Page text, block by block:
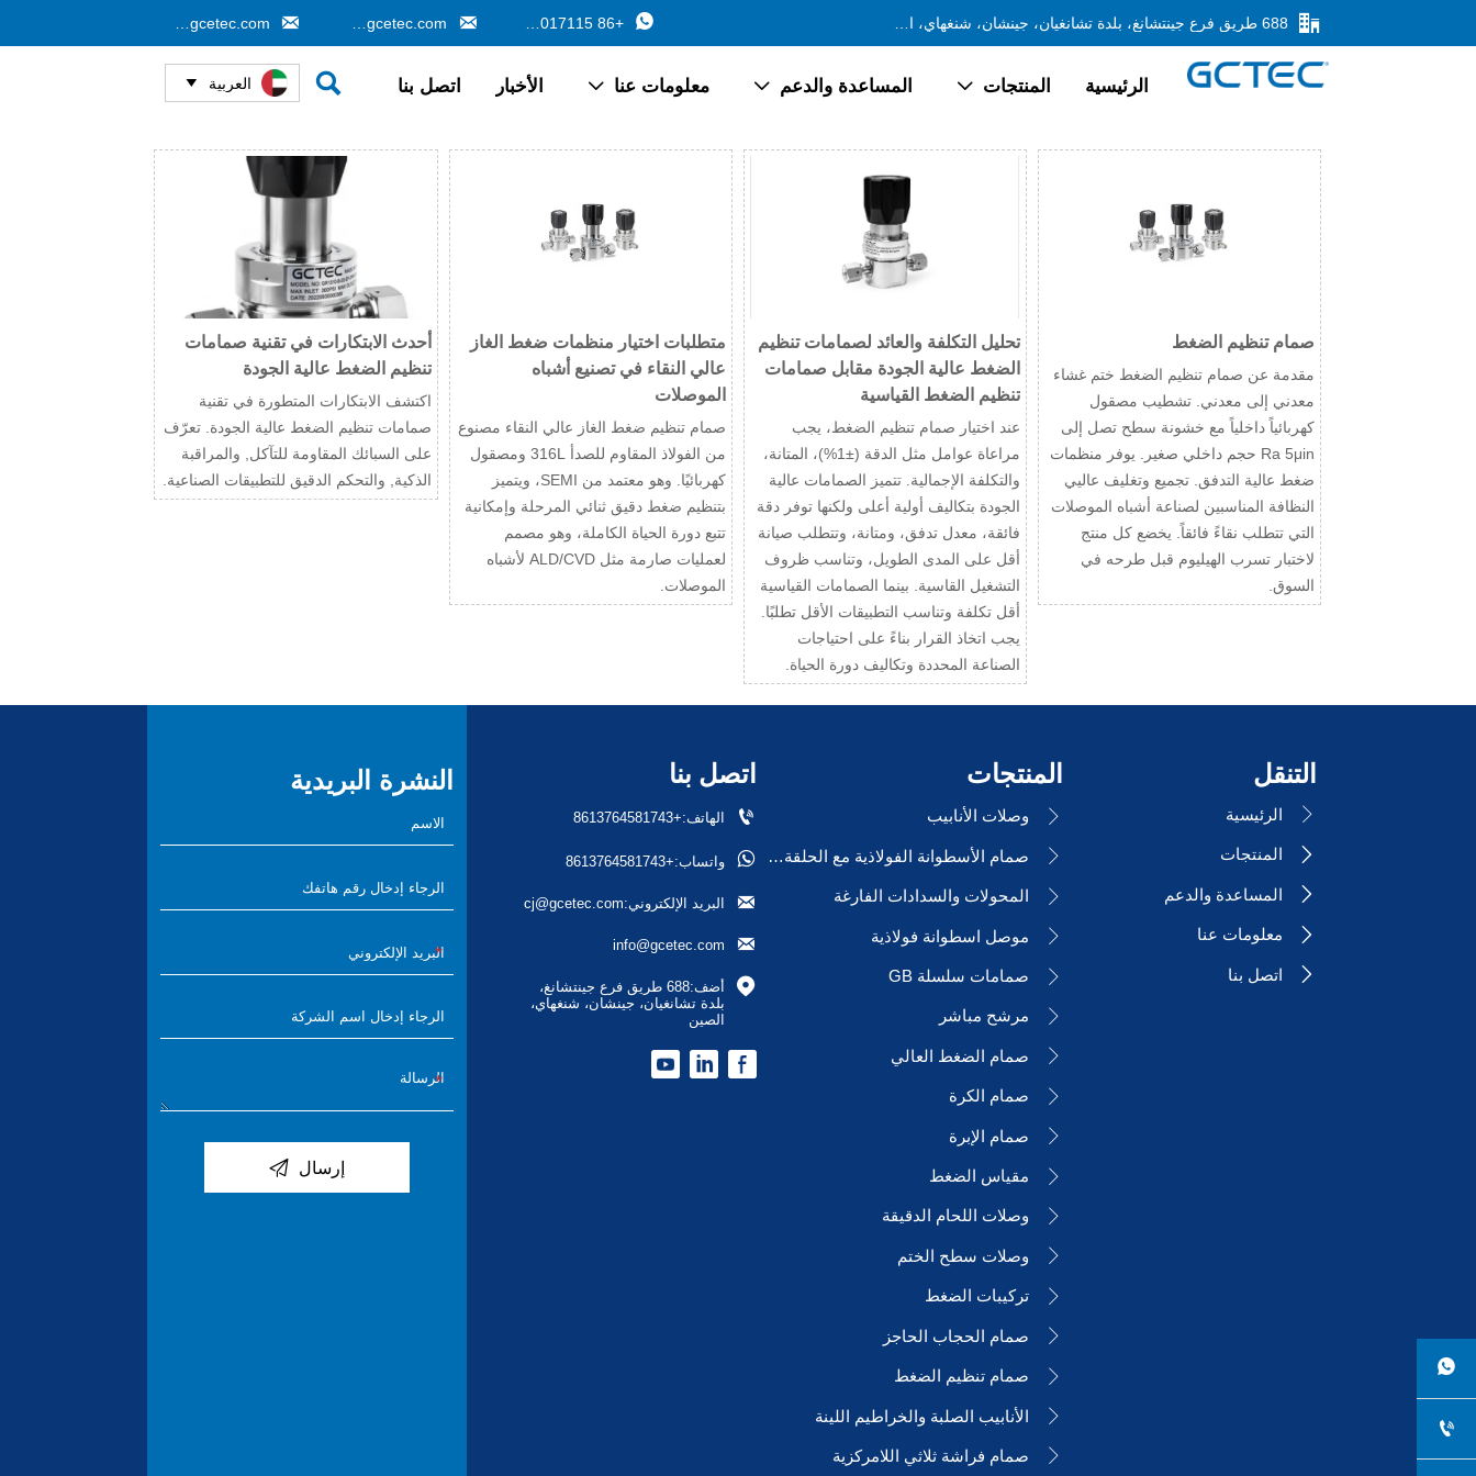


+86 13162017115


الرئيسية المنتجات  المساعدة والدعم  معلومات عنا  الأخبار اتصل بنا  العربية 
أحدث الابتكارات في تقنية صمامات
تنظيم الضغط عالية الجودة
اكتشف الابتكارات المتطورة في تقنية
صمامات تنظيم الضغط عالية الجودة. تعرّف
على السبائك المقاومة للتآكل, والمراقبة
الذكية, والتحكم الدقيق للتطبيقات الصناعية.
متطلبات اختيار منظمات ضغط الغاز
عالي النقاء في تصنيع أشباه
الموصلات
صمام تنظيم ضغط الغاز عالي النقاء مصنوع
من الفولاذ المقاوم للصدأ 316L ومصقول
كهربائيًا. وهو معتمد من SEMI، ويتميز
بتنظيم ضغط دقيق ثنائي المرحلة وإمكانية
تتبع دورة الحياة الكاملة، وهو مصمم
لعمليات صارمة مثل ALD/CVD لأشباه
الموصلات.
تحليل التكلفة والعائد لصمامات تنظيم
الضغط عالية الجودة مقابل صمامات
تنظيم الضغط القياسية
عند اختيار صمام تنظيم الضغط، يجب
مراعاة عوامل مثل الدقة (±1%)، المتانة،
والتكلفة الإجمالية. تتميز الصمامات عالية
الجودة بتكاليف أولية أعلى ولكنها توفر دقة
فائقة، معدل تدفق، ومتانة، وتتطلب صيانة
أقل على المدى الطويل، وتناسب ظروف
التشغيل القاسية. بينما الصمامات القياسية
أقل تكلفة وتناسب التطبيقات الأقل تطلبًا.
يجب اتخاذ القرار بناءً على احتياجات
الصناعة المحددة وتكاليف دورة الحياة.
صمام تنظيم الضغط
مقدمة عن صمام تنظيم الضغط ختم غشاء
معدني إلى معدني. تشطيب مصقول
كهربائياً داخلياً مع خشونة سطح تصل إلى
Ra 5μin حجم داخلي صغير. يوفر منظمات
ضغط عالية التدفق. تجميع وتغليف عاليي
النظافة المناسبين لصناعة أشباه الموصلات
التي تتطلب نقاءً فائقاً. يخضع كل منتج
لاختبار تسرب الهيليوم قبل طرحه في
السوق.
التنقل
 الرئيسية
 المنتجات
 المساعدة والدعم
 معلومات عنا
 اتصل بنا
المنتجات
 وصلات الأنابيب
 صمام الأسطوانة الفولاذية مع الحلقة/السدادة
 المحولات والسدادات الفارغة
 موصل اسطوانة فولاذية
 صمامات سلسلة GB
 مرشح مباشر
 صمام الضغط العالي
 صمام الكرة
 صمام الإبرة
 مقياس الضغط
 وصلات اللحام الدقيقة
 وصلات سطح الختم
 تركيبات الضغط
 صمام الحجاب الحاجز
 صمام تنظيم الضغط
 الأنابيب الصلبة والخراطيم اللينة
 صمام فراشة ثلاثي اللامركزية
اتصل بنا
 الهاتف:+8613764581743
 واتساب:+8613764581743
 البريد الإلكتروني:cj@gcetec.com

info@gcetec.com

أضف:688 طريق فرع جينتشانغ،
بلدة تشانغيان، جينشان، شنغهاي،
الصين
النشرة البريدية
إرسال 

